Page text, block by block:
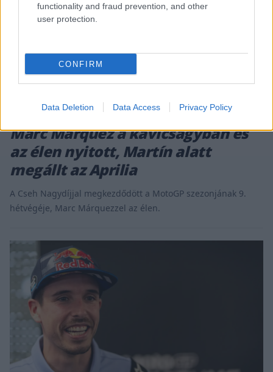
functionality and fraud prevention, and other
user protection.
CONFIRM
Data Deletion Data Access Privacy Policy
MOTOR / 2026. JÚN. 19.
Marc Márquez a kavicságyban és
az élen nyitott, Martín alatt
megállt az Aprilia
A Cseh Nagydíjjal megkezdődött a MotoGP szezonjának 9.
hétvégéje, Marc Márquezzel az élen.